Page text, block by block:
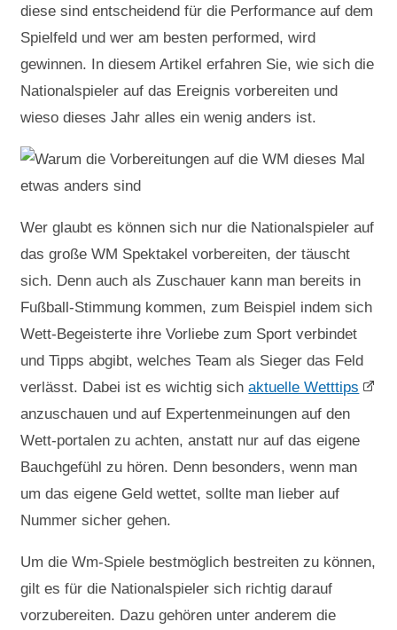
diese sind entscheidend für die Performance auf dem
Spielfeld und wer am besten performed, wird
gewinnen. In diesem Artikel erfahren Sie, wie sich die
Nationalspieler auf das Ereignis vorbereiten und
wieso dieses Jahr alles ein wenig anders ist.
Wer glaubt es können sich nur die Nationalspieler auf
das große WM Spektakel vorbereiten, der täuscht
sich. Denn auch als Zuschauer kann man bereits in
Fußball-Stimmung kommen, zum Beispiel indem sich
Wett-Begeisterte ihre Vorliebe zum Sport verbindet
und Tipps abgibt, welches Team als Sieger das Feld
verlässt. Dabei ist es wichtig sichaktuelle Wetttips
anzuschauen und auf Expertenmeinungen auf den
Wett-portalen zu achten, anstatt nur auf das eigene
Bauchgefühl zu hören. Denn besonders, wenn man
um das eigene Geld wettet, sollte man lieber auf
Nummer sicher gehen.
Um die Wm-Spiele bestmöglich bestreiten zu können,
gilt es für die Nationalspieler sich richtig darauf
vorzubereiten. Dazu gehören unter anderem die